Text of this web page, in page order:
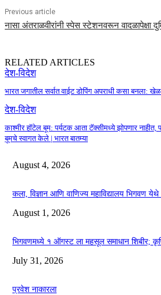
Previous article
नासा अंतराळवीरांनी स्पेस स्टेशनवरून वादळापेक्षा
RELATED ARTICLES
देश-विदेश
भारत जगातील सर्वात वाईट डोपिंग अपराधी कसा बनला:
देश-विदेश
काश्मीर हॉटेल बूम: पर्यटक आता टॅक्सीमध्ये झोपणार
बूमचे स्वागत केले | भारत बातम्या
August 4, 2026
कला, विज्ञान आणि वाणिज्य महाविद्यालय भिगवण
August 1, 2026
भिगवणमध्ये १ ऑगस्ट ला महसूल समाधान शिबीर;
July 31, 2026
प्रवेश नाकारला